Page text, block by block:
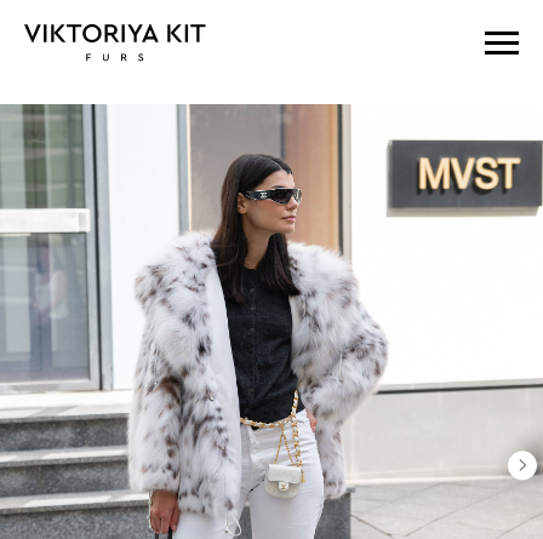
Главная Рысь Куртка из рыси с капюшоном кобра